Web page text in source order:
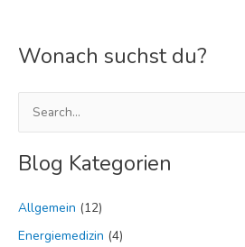
Wonach suchst du?
c
e
n
Blog Kategorien
Allgemein (12)
Energiemedizin (4)